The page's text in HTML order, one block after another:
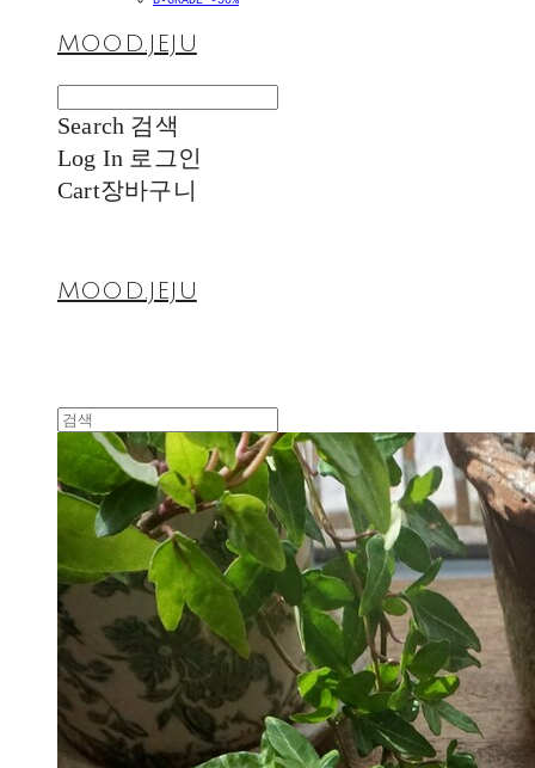
MOOD.JEJU
Search 검색
Log In 로그인
Cart장바구니
MOOD.JEJU